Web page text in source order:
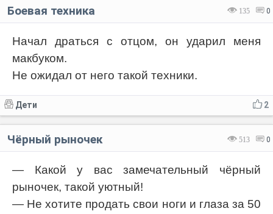
Код:
135 0
Боевая техника
Начал драться с отцом, он ударил меня
макбуком.
Не ожидал от него такой техники.
2
Дети
513 0
Чёрный рыночек
— Какой у вас замечательный чёрный
рыночек, такой уютный!
— Не хотите продать свои ноги и глаза за 50